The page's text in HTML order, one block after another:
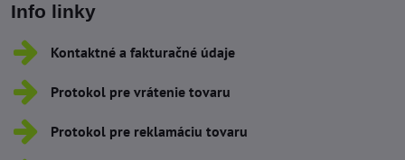
Info linky
Kontaktné a fakturačné údaje
Protokol pre vrátenie tovaru
Protokol pre reklamáciu tovaru